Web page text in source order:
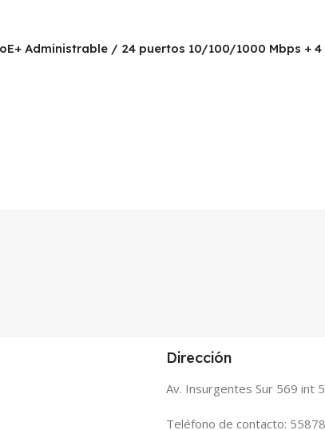
Administrable / 24 puertos 10/100/1000 Mbps +
Dirección
Av. Insurgentes Sur 569 int
Teléfono de contacto: